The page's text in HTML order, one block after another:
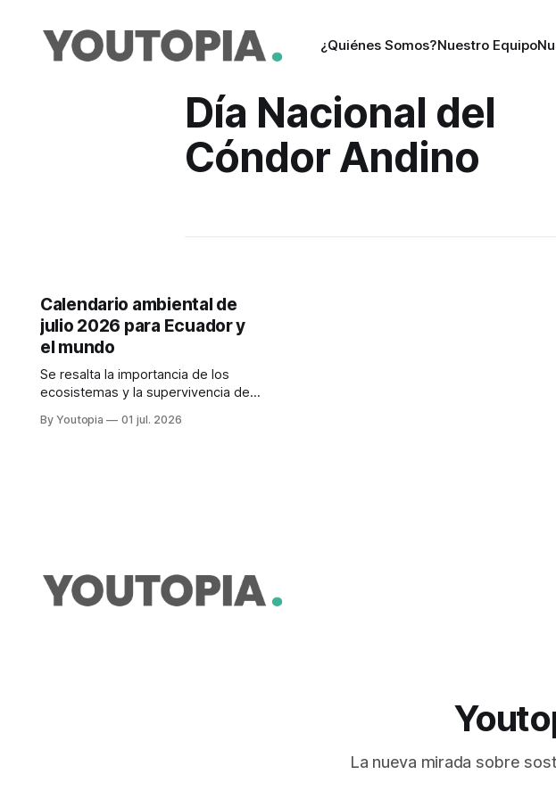
¿Quiénes Somos?Nuestro Equipo
Día Nacional del
Cóndor Andino
Calendario ambiental de
julio 2026 para Ecuador y
el mundo
Se resalta la importancia de los
ecosistemas y la supervivencia de
la protección del cóndor y del
By Youtopia 01 jul. 2026
La nueva mirada sobre